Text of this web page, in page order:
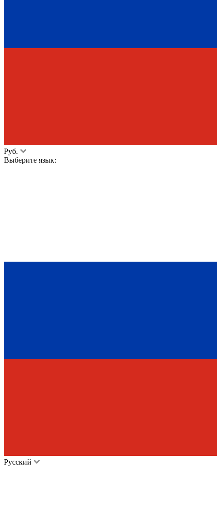
Руб.
Выберите язык:
Русский